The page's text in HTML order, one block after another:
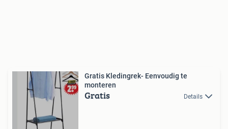
Gratis Kledingrek- Eenvoudig te
monteren
Gratis Details